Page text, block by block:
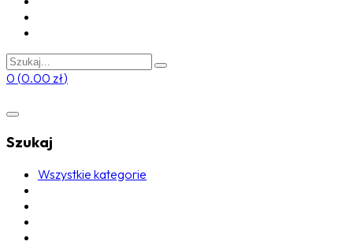
0 (0.00 zł)
Szukaj
Wszystkie kategorie